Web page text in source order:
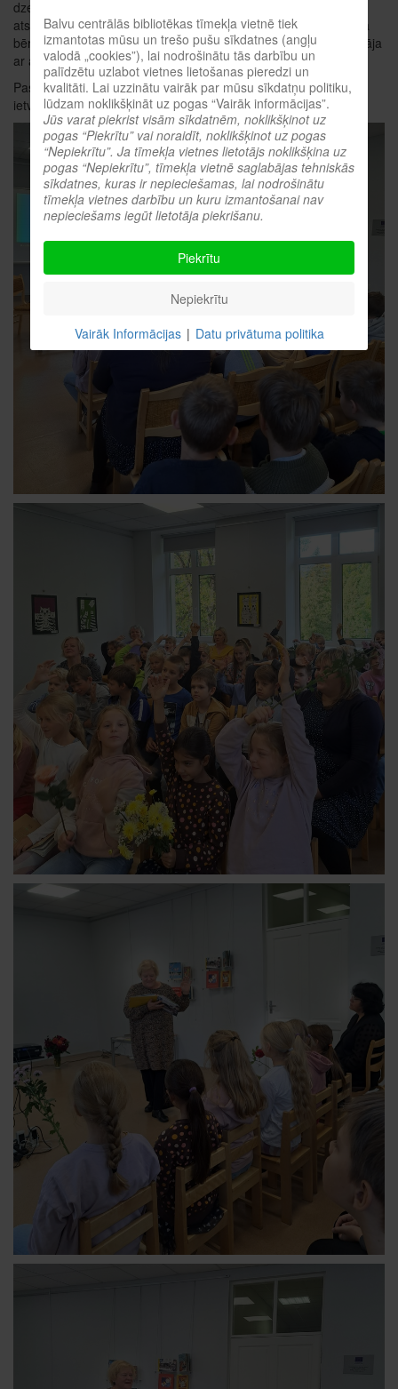
dzeju, kopā ar autori arī izdziedāja dzejas rindas, meklēja
atskaņas un skatījās, kā dzeja pārvēršas animācijā. Noslēgumā
bērni autori iepriecināja ar ziediem, bet autore bērnus iepriecināja
ar autogrāfiem un apskāvieniem.
Pasākums tapis projekta "Lasītāji satiek rakstniekus 2023"
ietvaros, ar Valsts kultūrkapitāla fonda finansiālu atbalstu.
Balvu centrālās bibliotēkas tīmekļa vietnē tiek
izmantotas mūsu un trešo pušu sīkdatnes (angļu
valodā „cookies”), lai nodrošinātu tās darbību un
palīdzētu uzlabot vietnes lietošanas pieredzi un
kvalitāti. Lai uzzinātu vairāk par mūsu sīkdatņu politiku,
lūdzam noklikšķināt uz pogas “Vairāk informācijas”.
Jūs varat piekrist visām sīkdatnēm, noklikšķinot uz
pogas “Piekrītu” vai noraidīt, noklikšķinot uz pogas
“Nepiekrītu”. Ja tīmekļa vietnes lietotājs noklikšķina uz
pogas “Nepiekrītu”, tīmekļa vietnē saglabājas tehniskās
sīkdatnes, kuras ir nepieciešamas, lai nodrošinātu
tīmekļa vietnes darbību un kuru izmantošanai nav
nepieciešams iegūt lietotāja piekrišanu.
Piekrītu
Nepiekrītu
Vairāk Informācijas | Datu privātuma politika